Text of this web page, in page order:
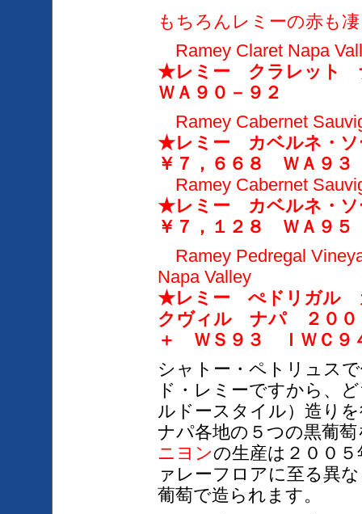
もちろんレミーの赤も
Ramey Claret Napa
★レミー クラレッ
ＷＡ９０－９２
Ramey Cabernet
★レミー カベルネ・
￥７，６６８ ＷＡ９３
Ramey Cabernet
★レミー カベルネ・
￥７，１２８ ＷＡ９
Ramey Pedregal
Napa Valley
★レミー ぺドリガル
クヴィル ナパ ２００
＋ ＷＳ９３ ＩＷＣ９
シャトー・ペトリュス
ド・レミーですから、
ルドースタイル）造り
ナパ各地の ５つの黒葡萄
ニヨンの生産は２００
ァレーフロアに至る異
葡萄で造られます。